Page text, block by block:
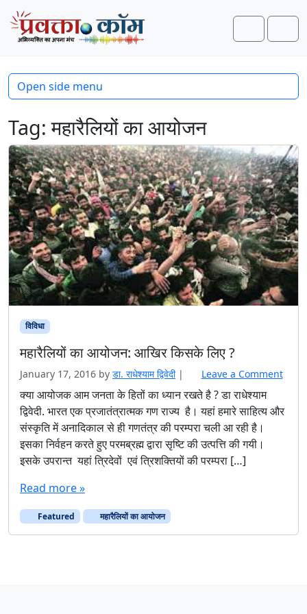
Skip to content
Skip to footer
Search
Tag:महारैलियों का आयोजन
विविधा
महारैलियों का आयोजन: आखिर किसके लिए ?
January 17, 2016 by डा. राधेश्याम द्विवेदी | Leave a Comment
क्या आयोजक आम जनता के हितों का ध्यान रखते है ? डा राधेश्याम
द्विवेदी. भारत एक प्रजातंत्रात्मक गण राज्य है। यहां हमारे साहित्य और
संस्कृति में अनादिकाल से ही गणतंत्र की परम्परा चली आ रही है।
इसका निर्वहन करते हुए परमब्रह्म द्वारा सृष्टि की उत्पत्ति की गयी।
इसके उपरान्त यहां त्रिदेवों एवं त्रिशक्तियों की परम्परा […]
Read more »
Featured महारैलियों का आयोजन
Open side menu